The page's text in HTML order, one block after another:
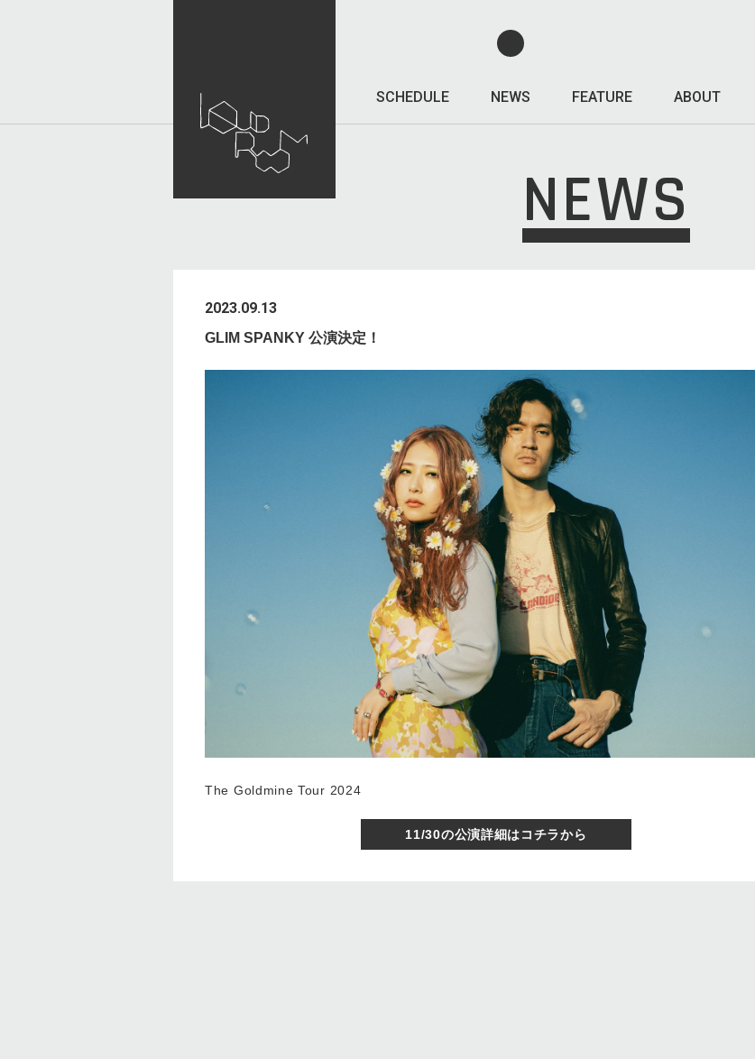
SCHEDULE NEWS FEATURE ABOUT
NEWS
2023.09.13
GLIM SPANKY 公演決定！
The Goldmine Tour 2024
11/30の公演詳細はコチラから